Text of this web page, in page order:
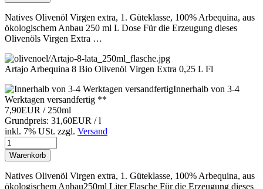
Natives Olivenöl Virgen extra, 1. Güteklasse, 100% Arbequina, aus
ökologischem Anbau 250 ml L Dose Für die Erzeugung dieses
Olivenöls Virgen Extra …
Artajo Arbequina 8 Bio Olivenöl Virgen Extra 0,25 L Fl
Innerhalb von 3-4
Werktagen versandfertig **
7,90EUR / 250ml
Grundpreis: 31,60EUR / l
inkl. 7% USt. zzgl. Versand
Warenkorb
Natives Olivenöl Virgen extra, 1. Güteklasse, 100% Arbequina, aus
ökologischem Anbau250ml Liter Flasche Für die Erzeugung dieses